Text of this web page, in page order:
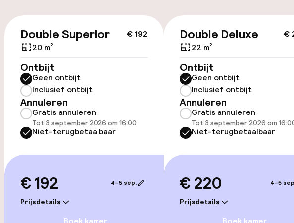
€ 40,00 per dag
Toegankelijkheid
Overal rolstoeltoegankelijk
Lift
Zwemmen & wellness
Fitnessruimte / gym
€ 192
Double Superior
20 m²
Ontbijt
Geen ontbijt
Inclusief ontbijt
Annuleren
Gratis annuleren
Tot 3 september 2026 om 16:00
Niet-terugbetaalbaar
€ 192
Prijsdetails
4–5 sep.
Boek kamer
€
Double Deluxe
22 m²
Ontbijt
Geen ontbijt
Inclusief ontbijt
Annuleren
Gratis annuleren
Tot 3 september 2026 om
Niet-terugbetaalbaar
€ 220
Prijsdetails
4–5
Boek kamer